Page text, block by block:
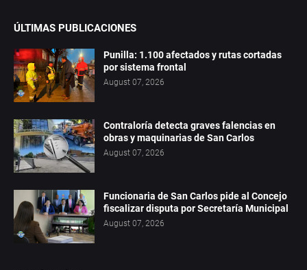
ÚLTIMAS PUBLICACIONES
Punilla: 1.100 afectados y rutas cortadas
por sistema frontal
August 07, 2026
Contraloría detecta graves falencias en
obras y maquinarias de San Carlos
August 07, 2026
Funcionaria de San Carlos pide al Concejo
fiscalizar disputa por Secretaría Municipal
August 07, 2026